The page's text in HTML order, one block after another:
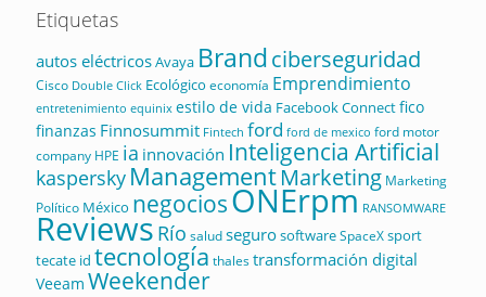
Etiquetas
autos eléctricosAvaya Brandciberseguridad
Cisco Double Click Ecológico economía Emprendimiento
entretenimiento equinix estilo de vida Facebook Connectfico
finanzas Finnosummit Fintech ford ford de mexico ford motor
company HPE ia innovación Inteligencia Artificial
kaspersky ManagementMarketing Marketing
Político México negociosONErpm RANSOMWARE
Reviews Río saludsegurosoftwareSpaceXsport
tecate id tecnología thalestransformación digital
Veeam Weekender